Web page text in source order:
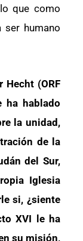
que como
humano
Hecht (ORF
ha hablado
la unidad,
de la
del Sur,
Iglesia
si, ¿siente
XVI le ha
su misión,